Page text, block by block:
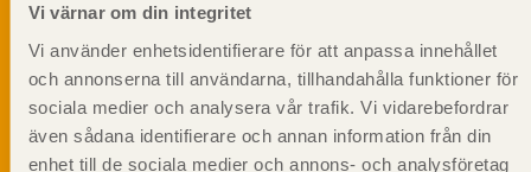
Vi värnar om din integritet
Vi använder enhetsidentifierare för att anpassa innehållet
och annonserna till användarna, tillhandahålla funktioner för
sociala medier och analysera vår trafik. Vi vidarebefordrar
även sådana identifierare och annan information från din
enhet till de sociala medier och annons- och analysföretag